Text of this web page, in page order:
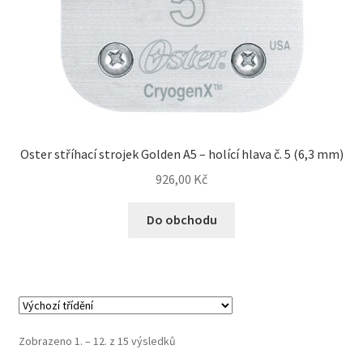
Oster stříhací strojek Golden A5 – holící hlava č. 5 (6,3 mm)
926,00 Kč
Do obchodu
Zobrazeno 1. – 12. z 15 výsledků